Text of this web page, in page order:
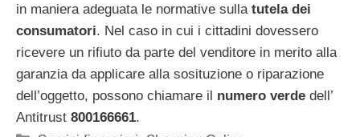
in maniera adeguata le normative sulla tutela dei
consumatori. Nel caso in cui i cittadini dovessero
ricevere un rifiuto da parte del venditore in merito alla
garanzia da applicare alla sosituzione o riparazione
dell’oggetto, possono chiamare il numero verde dell’
Antitrust 800166661.